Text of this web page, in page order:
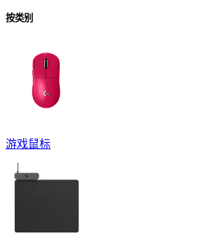
按类别
游戏鼠标